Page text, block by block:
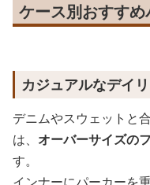
ケース別おすすめ
カジュアルなデイ
デニムやスウェットと
は、 オーバーサイズの
す。